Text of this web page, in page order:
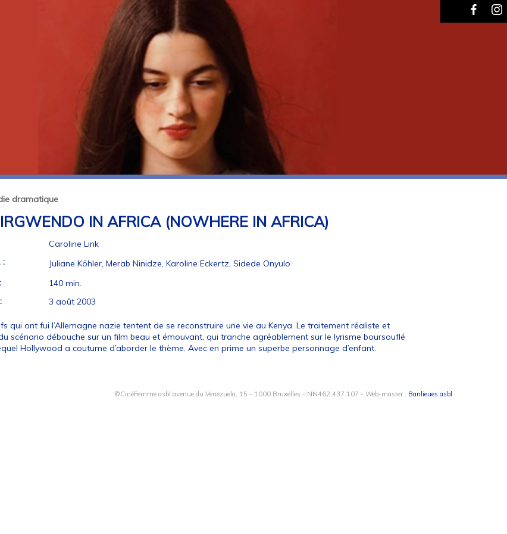
dramatique
IN AFRICA (NOWHERE IN AFRICA)
Caroline Link
:
Juliane Köhler, Merab Ninidze, Karoline Eckertz, Sidede Onyulo
140 min.
3 août 2003
qui ont fui l’Allemagne nazie tentent de se reconstruire une vie au Kenya. Le traitement réaliste et
scénario débouche sur un film beau et émouvant, qui tranche agréablement sur le lyrisme boursouflé
Hollywood a coutume d’aborder le thème. Avec en prime un superbe personnage d’enfant.
©CinéFemme asbl avenue du Venezuela, 15 - 1000 Bruxelles - NN462.437.107 - Web-master : Banlieues asbl